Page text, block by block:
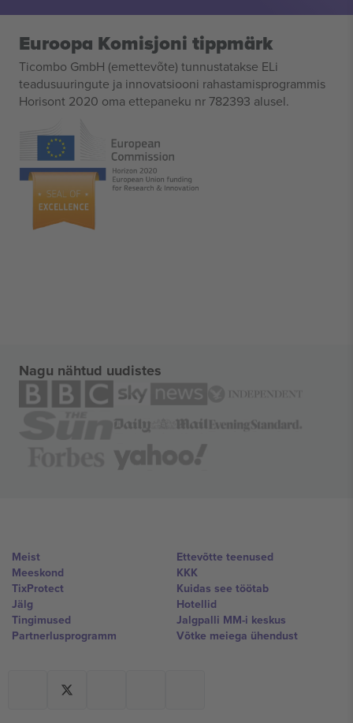
Euroopa Komisjoni tippmärk
Ticombo GmbH (emettevõte) tunnustatakse ELi
teadusuuringute ja innovatsiooni rahastamisprogrammis
Horisont 2020 oma ettepaneku nr 782393 alusel.
Nagu nähtud uudistes
Meist
Meeskond
TixProtect
Jälg
Tingimused
Partnerlusprogramm
Ettevõtte teenused
KKK
Kuidas see töötab
Hotellid
Jalgpalli MM-i keskus
Võtke meiega ühendust